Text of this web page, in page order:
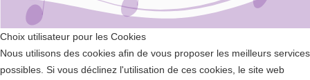
Choix utilisateur pour les Cookies
Nous utilisons des cookies afin de vous proposer les meilleurs services
possibles. Si vous déclinez l'utilisation de ces cookies, le site web